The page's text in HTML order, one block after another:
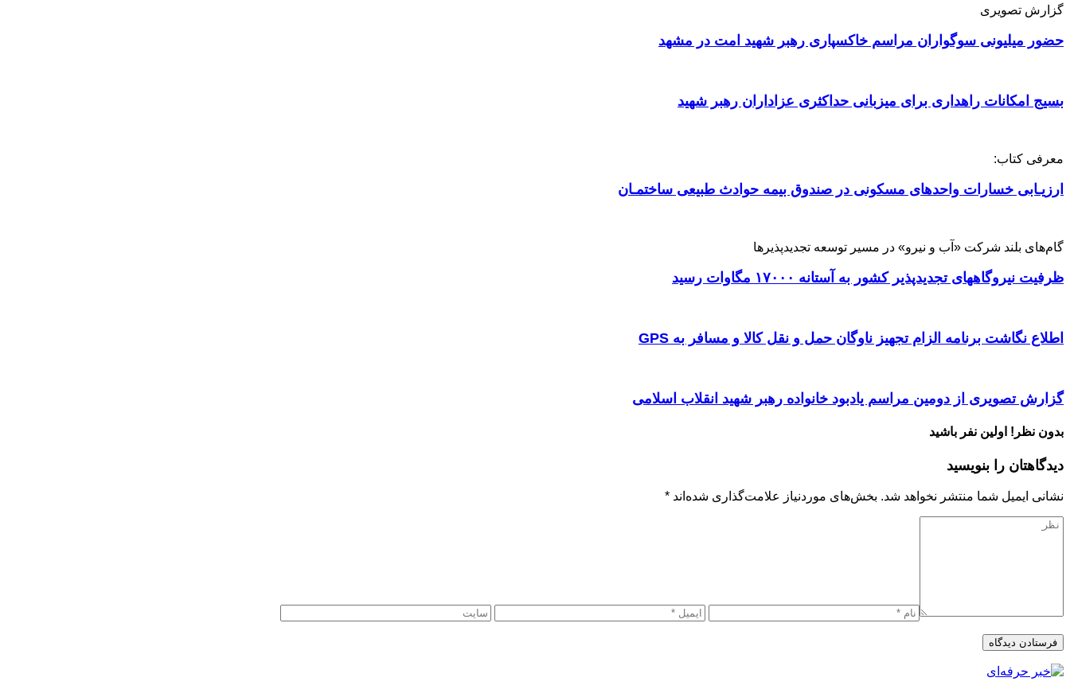
گزارش تصویری
حضور میلیونی سوگواران مراسم خاکسپاری رهبر شهید امت در مشهد
بسیج امکانات راهداری برای میزبانی حداکثری عزاداران رهبر شهید
معرفی کتاب:
ارزیـابی خسارات واحدهای مسکونی در صندوق بیمه حوادث طبیعی ساختمـان
گام‌های بلند شرکت «آب و نیرو» در مسیر توسعه تجدیدپذیرها
ظرفیت نیروگاههای تجدیدپذیر کشور به آستانه ۱۷۰۰۰ مگاوات رسید
اطلاع نگاشت برنامه الزام تجهیز ناوگان حمل و نقل کالا و مسافر به GPS
گزارش تصویری از دومین مراسم یادبود خانواده رهبر شهید انقلاب اسلامی
بدون نظر! اولین نفر باشید
دیدگاهتان را بنویسید
نشانی ایمیل شما منتشر نخواهد شد. بخش‌های موردنیاز علامت‌گذاری شده‌اند *